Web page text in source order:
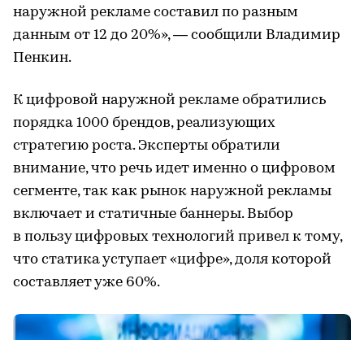
наружной рекламе составил по разным
данным от 12 до 20%», — сообщили Владимир
Пенкин.
К цифровой наружной рекламе обратились
порядка 1000 брендов, реализующих
стратегию роста. Эксперты обратили
внимание, что речь идет именно о цифровом
сегменте, так как рынок наружной рекламы
включает и статичные баннеры. Выбор
в пользу цифровых технологий привел к тому,
что статика уступает «цифре», доля которой
составляет уже 60%.